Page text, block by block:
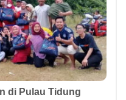
di Pulau Tidung